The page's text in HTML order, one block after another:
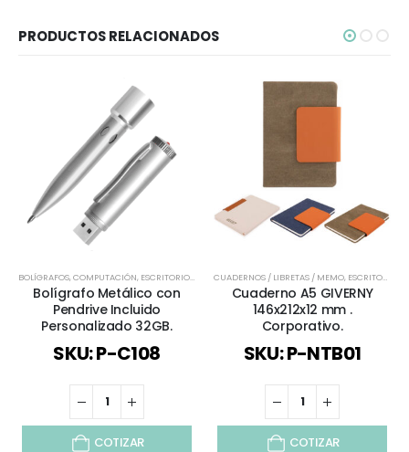
PRODUCTOS RELACIONADOS
BOLÍGRAFOS,COMPUTACIÓN, ESCRITORIO,METÁLICOS Y EJECUTIVOS,REGALOS PREMIUM,
Bolígrafo Metálico con
Pendrive Incluido
Personalizado 32GB.
SKU: P-C108
COTIZAR
CUADERNOS / LIBRETAS / MEMO, ESCRITORIO
Cuaderno A5 GIVERNY
146x212x12 mm .
Corporativo.
SKU: P-NTB01
COTIZAR